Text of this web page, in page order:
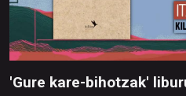
'Gure kare-bihotzak'